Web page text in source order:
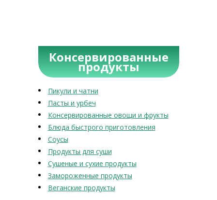
Консервированные
продукты
Пикули и чатни
Пасты и урбеч
Консервированные овощи и фрукты
Блюда быстрого приготовления
Соусы
Продукты для суши
Сушеные и сухие продукты
Замороженные продукты
Веганские продукты